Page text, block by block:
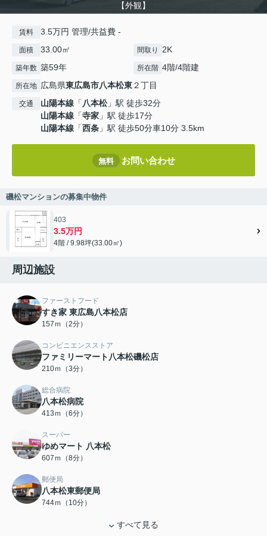
【外観】
賃料 3.5万円 管理/共益費 -
面積 33.00㎡ 間取り 2K
築年数 築59年 所在階 4階/4階建
所在地 広島県東広島市八本松東２丁目
交通 山陽本線 「八本松」駅 徒歩32分
山陽本線 「寺家 」駅 徒歩17分
山陽本線 「西条 」駅 徒歩50分車10分 3.5km
無料 お問い合わせ
磯松マンションの募集中物件
403
3.5万円
4階 / 9.98坪(33.00㎡)
周辺施設
ファーストフード
すき家 東広島八本松店
157ｍ（2分）
コンビニエンスストア
ファミリーマート八本松磯松店
210ｍ（3分）
総合病院
八本松病院
413ｍ（6分）
スーパー
ゆめマート 八本松
607ｍ（8分）
郵便局
八本松東郵便局
744ｍ（10分）
すべて見る